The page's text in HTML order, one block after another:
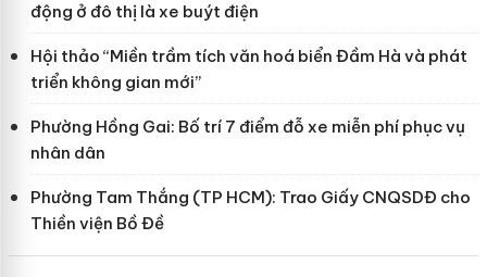
động ở đô thị là xe buýt điện
Hội thảo “Miền trầm tích văn hoá biển Đầm Hà và phát
triển không gian mới”
Phường Hồng Gai: Bố trí 7 điểm đỗ xe miễn phí phục vụ
nhân dân
Phường Tam Thắng (TP HCM): Trao Giấy CNQSDĐ cho
Thiền viện Bồ Đề